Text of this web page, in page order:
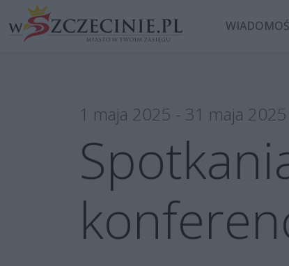
1 maja 2025 - 31 maja 2025